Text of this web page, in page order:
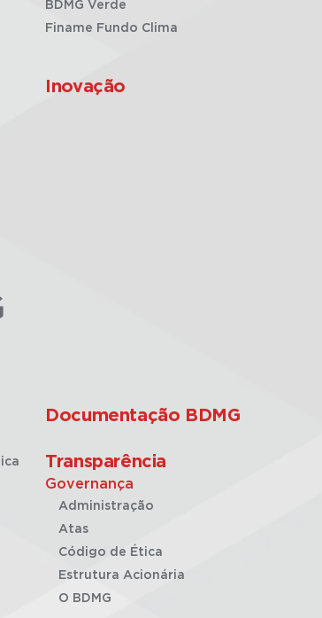
BDMG Verde
Finame Fundo Clima
Inovação
Documentação BDMG
Transparência
Governança
Administração
Atas
Código de Ética
Estrutura Acionária
O BDMG